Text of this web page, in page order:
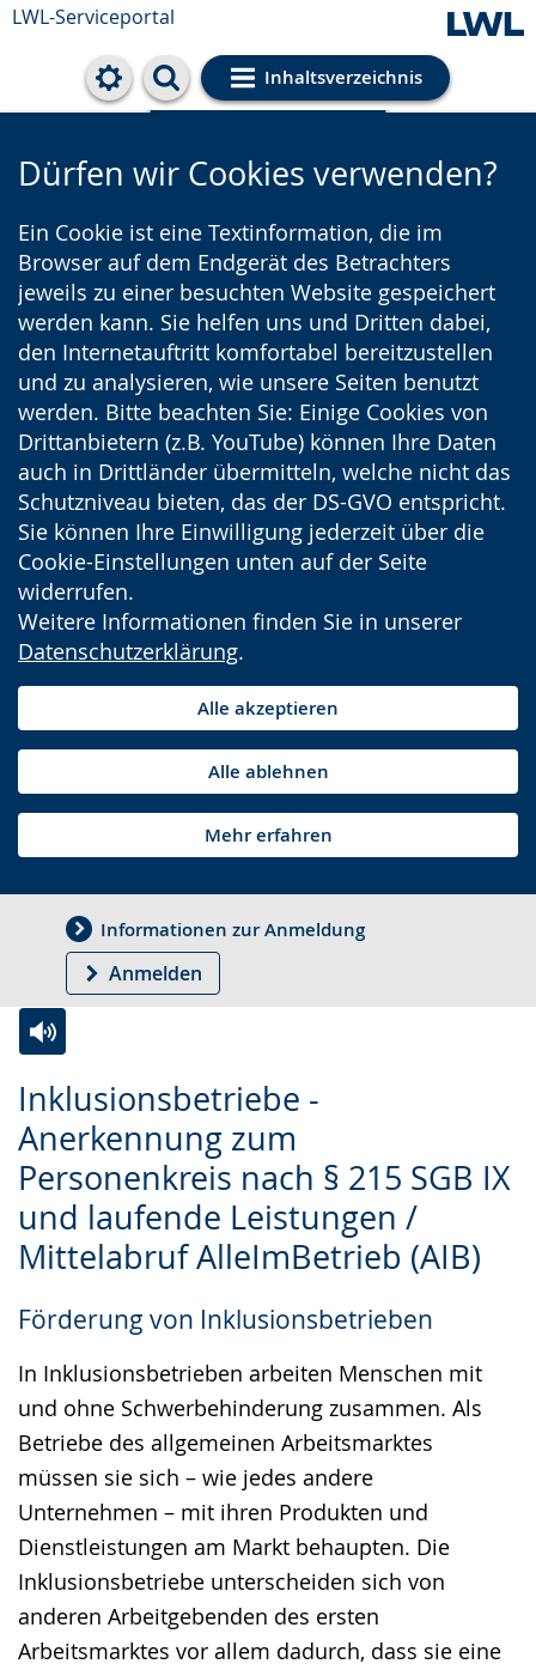
LWL-Serviceportal
Inhaltsverzeichnis
Cookie-Einstellungen
Dürfen wir Cookies verwenden?
Ein Cookie ist eine Textinformation, die im
Browser auf dem Endgerät des Betrachters
jeweils zu einer besuchten Website gespeichert
werden kann. Sie helfen uns und Dritten dabei,
den Internetauftritt komfortabel bereitzustellen
und zu analysieren, wie unsere Seiten benutzt
werden. Bitte beachten Sie: Einige Cookies von
Drittanbietern (z.B. YouTube) können Ihre Daten
auch in Drittländer übermitteln, welche nicht das
Schutzniveau bieten, das der DS-GVO entspricht.
Sie können Ihre Einwilligung jederzeit über die
Cookie-Einstellungen unten auf der Seite
widerrufen.
Weitere Informationen finden Sie in unserer
Datenschutzerklärung.
Alle akzeptieren
Alle ablehnen
Mehr erfahren
Informationen zur Anmeldung
Anmelden
Inklusionsbetriebe -
Anerkennung zum
Personenkreis nach § 215 SGB IX
und laufende Leistungen /
Mittelabruf AlleImBetrieb (AIB)
Förderung von Inklusionsbetrieben
In Inklusionsbetrieben arbeiten Menschen mit
und ohne Schwerbehinderung zusammen. Als
Betriebe des allgemeinen Arbeitsmarktes
müssen sie sich – wie jedes andere
Unternehmen – mit ihren Produkten und
Dienstleistungen am Markt behaupten. Die
Inklusionsbetriebe unterscheiden sich von
anderen Arbeitgebenden des ersten
Arbeitsmarktes vor allem dadurch, dass sie eine
Leichten
Sprache
wechseln.
Audio-
Unterstützung.
Video
in
Deutscher
Gebärdensprache
wird